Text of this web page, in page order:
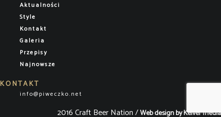
Aktualności
Style
Kontakt
Galeria
Przepisy
Najnowsze
KONTAKT
info@piweczko.net
2016 Craft Beer Nation /Web design by Kelver media